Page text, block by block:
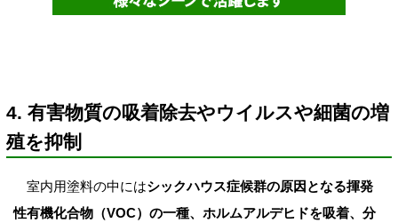
4. 有害物質の吸着除去やウイルスや細菌の増
殖を抑制
室内用塗料の中にはシックハウス症候群の原因となる揮発
性有機化合物（VOC）の一種、ホルムアルデヒドを吸着、分